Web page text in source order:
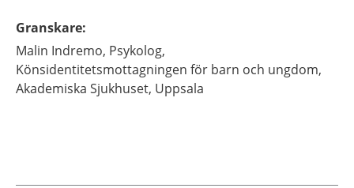
Granskare:
Malin Indremo, Psykolog,
Könsidentitetsmottagningen för barn och ungdom,
Akademiska Sjukhuset, Uppsala